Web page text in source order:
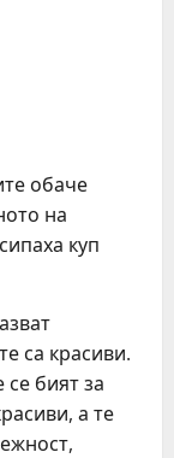
обаче
на
куп
са красиви.
бият за
а те